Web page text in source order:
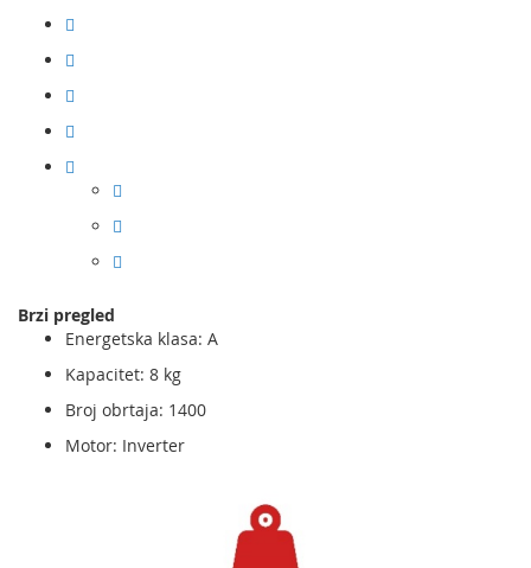
Brzi pregled
Energetska klasa: A
Kapacitet: 8 kg
Broj obrtaja: 1400
Motor: Inverter